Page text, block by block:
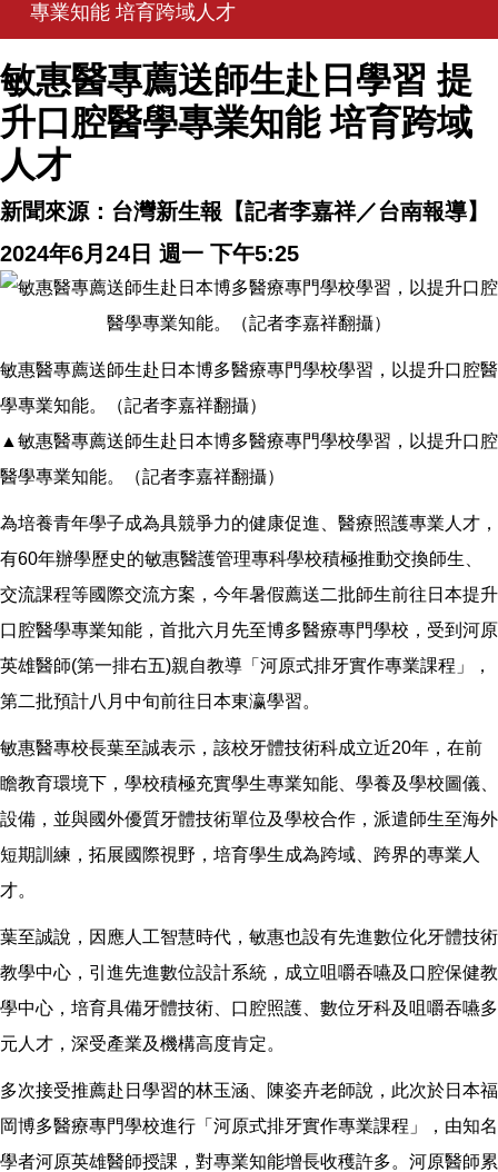
專業知能 培育跨域人才
敏惠醫專薦送師生赴日學習 提
升口腔醫學專業知能 培育跨域
人才
新聞來源：台灣新生報【記者李嘉祥／台南報導】
2024年6月24日 週一 下午5:25
敏惠醫專薦送師生赴日本博多醫療專門學校學習，以提升口腔醫
學專業知能。（記者李嘉祥翻攝）
▲敏惠醫專薦送師生赴日本博多醫療專門學校學習，以提升口腔
醫學專業知能。（記者李嘉祥翻攝）
為培養青年學子成為具競爭力的健康促進、醫療照護專業人才，
有60年辦學歷史的敏惠醫護管理專科學校積極推動交換師生、
交流課程等國際交流方案，今年暑假薦送二批師生前往日本提升
口腔醫學專業知能，首批六月先至博多醫療專門學校，受到河原
英雄醫師(第一排右五)親自教導「河原式排牙實作專業課程」，
第二批預計八月中旬前往日本東瀛學習。
敏惠醫專校長葉至誠表示，該校牙體技術科成立近20年，在前
瞻教育環境下，學校積極充實學生專業知能、學養及學校圖儀、
設備，並與國外優質牙體技術單位及學校合作，派遣師生至海外
短期訓練，拓展國際視野，培育學生成為跨域、跨界的專業人
才。
葉至誠說，因應人工智慧時代，敏惠也設有先進數位化牙體技術
教學中心，引進先進數位設計系統，成立咀嚼吞嚥及口腔保健教
學中心，培育具備牙體技術、口腔照護、數位牙科及咀嚼吞嚥多
元人才，深受產業及機構高度肯定。
多次接受推薦赴日學習的林玉涵、陳姿卉老師說，此次於日本福
岡博多醫療專門學校進行「河原式排牙實作專業課程」，由知名
學者河原英雄醫師授課，對專業知能增長收穫許多。河原醫師累